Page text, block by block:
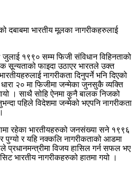
दबाबमा भारतीय मूलका नागरीकहरुलाई
१९९० सम्म फिजी संविधान विहिनताको
सून्यताको फाइदा उठाएर भारतले उक्त
नागरीकता दिनुपर्ने भनि दिएको
२० मा फिजीमा जन्मेका जुनसुकै व्यक्ति
। साथै सोहि ऐनमा कुनै बालक निजको
पहिले विदेशमा जन्मेको भएपनि नागरीकता
रहेका भारतीयहरुको जनसंख्या सने १९९६
र यहि नक्कलि नागरीकताको आडमा
प्रधानमन्त्रीमा विजय हासिल गर्न सफल भए
भारतीय नागरीकहरुको हातमा गयो ।